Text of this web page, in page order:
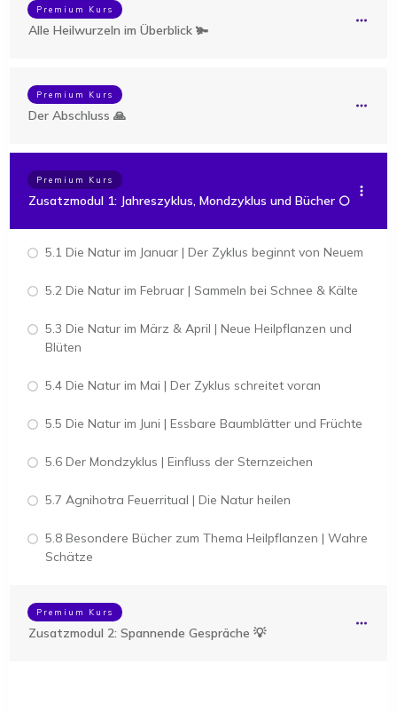
Premium Kurs
Alle Heilwurzeln im Überblick 🫚
Premium Kurs
Der Abschluss 🙏
Premium Kurs
Zusatzmodul 1: Jahreszyklus, Mondzyklus und Bücher 🌕
5.1 Die Natur im Januar | Der Zyklus beginnt von Neuem
5.2 Die Natur im Februar | Sammeln bei Schnee & Kälte
5.3 Die Natur im März & April | Neue Heilpflanzen und
Blüten
5.4 Die Natur im Mai | Der Zyklus schreitet voran
5.5 Die Natur im Juni | Essbare Baumblätter und Früchte
5.6 Der Mondzyklus | Einfluss der Sternzeichen
5.7 Agnihotra Feuerritual | Die Natur heilen
5.8 Besondere Bücher zum Thema Heilpflanzen | Wahre
Schätze
Premium Kurs
Zusatzmodul 2: Spannende Gespräche 💡